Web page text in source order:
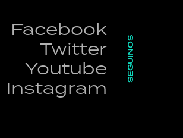
Facebook
Twitter
Youtube
Instagram
SEGUINOS